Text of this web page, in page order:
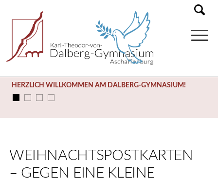
HERZLICH WILLKOMMEN AM DALBERG-GYMNASIUM!
WEIHNACHTSPOSTKARTEN
– GEGEN EINE KLEINE